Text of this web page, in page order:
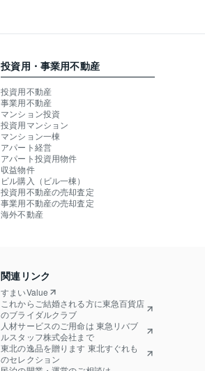
投資用・事業用不動産
投資用不動産
事業用不動産
マンション投資
投資用マンション
マンション一棟
アパート経営
アパート投資用物件
収益物件
ビル購入（ビル一棟）
投資用不動産の売却査定
事業用不動産の売却査定
海外不動産
関連リンク
すまいValue
これからご結婚される方に東急百貨店
のブライダルクラブ
人材サービスのご用命は 東急リバブ
ルスタッフ株式会社まで
東北の逸品を贈ります 東北すぐれも
のセレクション